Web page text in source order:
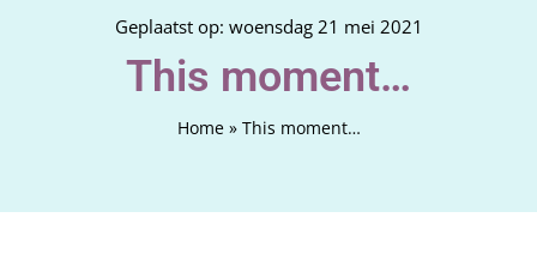
Product uitleg
Workshop | Cursus
Geplaatst op: woensdag 21 mei 2021
This moment…
Home» This moment…